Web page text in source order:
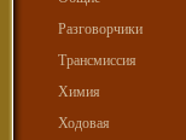
Разговорчики
Трансмиссия
Химия
Ходовая